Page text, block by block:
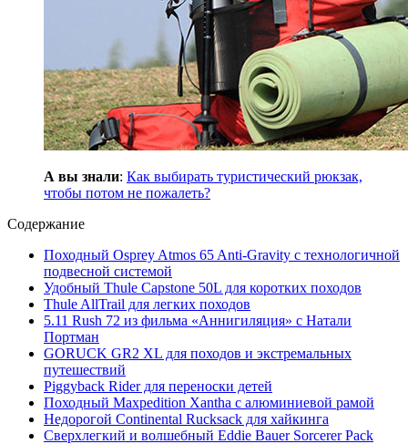
А вы знали: Как выбирать туристический рюкзак,
чтобы потом не пожалеть?
Содержание
Походный Osprey Atmos 65 Anti-Gravity с технологичной
подвесной системой
Удобный Thule Capstone 50L для коротких походов
Thule AllTrail для легких походов
5.11 Rush 72 из фильма «Аннигиляция» с Натали
Портман
GORUCK GR2 XL для походов и экстремальных
путешествий
Piggyback Rider для переноски детей
Походный Maxpedition Xantha с алюминиевой рамой
Недорогой Continental Rucksack для хайкинга
Сверхлегкий и волшебный Eddie Bauer Sorcerer Pack